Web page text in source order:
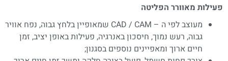
פעילות מאוורר הפליטה
מעוצב לפי ה – CAD / CAM שמאופיין בלחץ גבוה, נפח אוויר
גבוה, רעש נמוך, חיסכון באנרגיה, פעילות באופן יציב, זמן
חיים ארוך ומאפיינים נוספים בסגנון;